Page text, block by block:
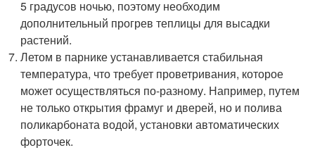
5 градусов ночью, поэтому необходим
дополнительный прогрев теплицы для высадки
растений.
Летом в парнике устанавливается стабильная
температура, что требует проветривания, которое
может осуществляться по-разному. Например, путем
не только открытия фрамуг и дверей, но и полива
поликарбоната водой, установки автоматических
форточек.